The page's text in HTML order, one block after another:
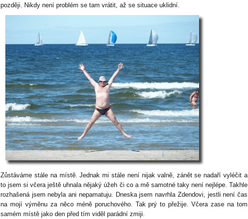
později. Nikdy není problém se tam vrátit, až se situace uklidní.
Zůstáváme stále na místě. Jednak mi stále není nijak valně, zánět se nadaří vyléčit a
to jsem si včera ještě uhnala nějaký úžeh či co a mě samotné taky není nejlépe. Takhle
rozhašená jsem nebyla ani nepamatuju. Dneska jsem navrhla Zdendovi, jestli není čas
na mojí výměnu za něco méně poruchového. Tak prý to přežije. Včera zase na tom
samém místě jako den před tím viděl parádní zmiji.